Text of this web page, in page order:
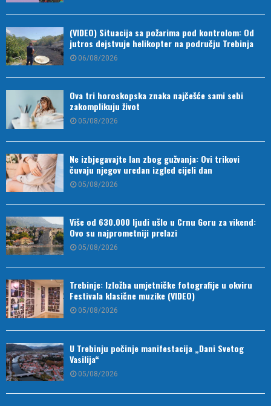
(VIDEO) Situacija sa požarima pod kontrolom: Od
jutros dejstvuje helikopter na području Trebinja
06/08/2026
Ova tri horoskopska znaka najčešće sami sebi
zakomplikuju život
05/08/2026
Ne izbjegavajte lan zbog gužvanja: Ovi trikovi
čuvaju njegov uredan izgled cijeli dan
05/08/2026
Više od 630.000 ljudi ušlo u Crnu Goru za vikend:
Ovo su najprometniji prelazi
05/08/2026
Trebinje: Izložba umjetničke fotografije u okviru
Festivala klasične muzike (VIDEO)
05/08/2026
U Trebinju počinje manifestacija „Dani Svetog
Vasilija“
05/08/2026